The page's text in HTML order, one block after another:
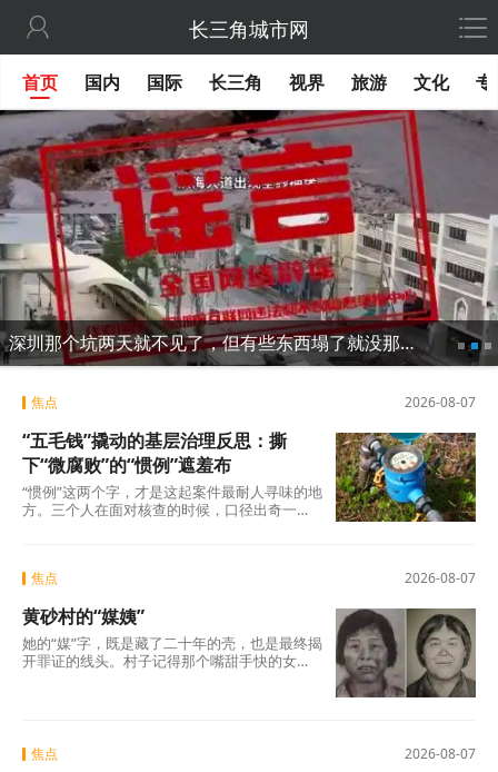
 长三角城市网
首页 国内 国际 长三角 视界 旅游 文化 专
深圳那个坑两天就不见了，但有些东西塌了就没那么容易修
2026-08-07
焦点
“五毛钱”撬动的基层治理反思：撕
下“微腐败”的“惯例”遮羞布
“惯例”这两个字，才是这起案件最耐人寻味的地
方。三个人在面对核查的时候，口径出奇一
议事程序、没有政策依据，仅凭几个人私下商
自欺欺人的“潜规则”。三人分工明确——每人负
责两根水管，各自收费、各自截留、余款入账
——分明是精心设计的利益勾兑，哪里有什
么“历来如此”的“惯例”?
2026-08-07
焦点
黄砂村的“媒姨”
她的“媒”字，既是藏了二十年的壳，也是最终揭
开罪证的线头。村子记得那个嘴甜手快的女
年。
2026-08-07
焦点